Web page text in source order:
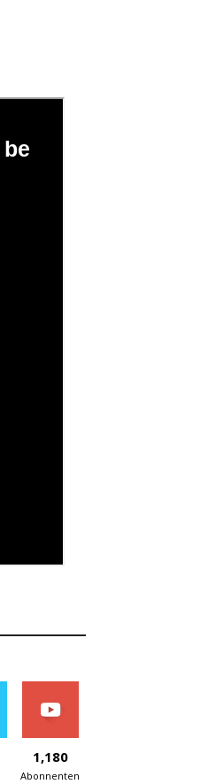
1,180
Abonnenten